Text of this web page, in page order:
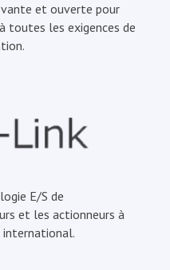
et ouverte pour
toutes les exigences de
E/S de
et les actionneurs à